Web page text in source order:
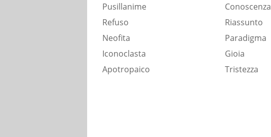
Pusillanime
Refuso
Neofita
Iconoclasta
Apotropaico
Conoscenza
Riassunto
Paradigma
Gioia
Tristezza